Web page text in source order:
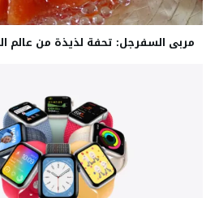
مربى السفرجل: تحفة لذيذة من عالم